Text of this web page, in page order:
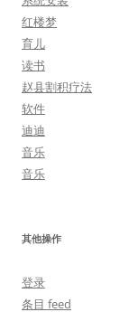
红楼梦
育儿
读书
赵县割积疗法
软件
迪迪
音乐
音乐
其他操作
登录
条目 feed